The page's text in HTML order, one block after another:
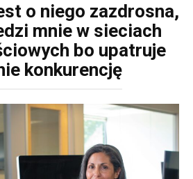
o niego zazdrosna,
mnie w sieciach
bo upatruje
konkurencję